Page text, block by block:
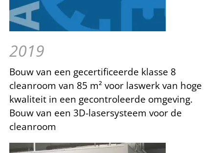
2019
Bouw van een gecertificeerde klasse 8
cleanroom van 85 m² voor laswerk van hoge
kwaliteit in een gecontroleerde omgeving.
Bouw van een 3D-lasersysteem voor de
cleanroom